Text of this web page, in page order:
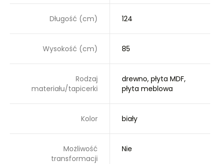
Długość (cm) 124
Wysokość (cm) 85
Rodzaj
materiału/tapicerki
drewno, płyta MDF,
płyta meblowa
Kolor biały
Możliwość
transformacji
Nie